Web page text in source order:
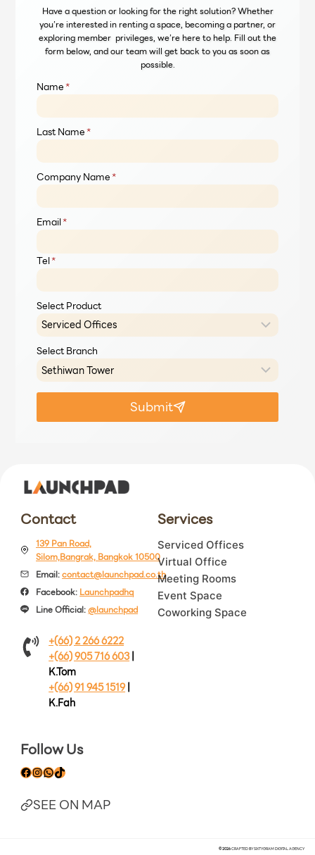
Have a question or looking for the right solution? Whether
you’re interested in renting a space, becoming a partner, or
exploring member privileges, we’re here to help. Fill out the
form below, and our team will get back to you as soon as
possible.
Name*
Last Name*
Company Name*
Email*
Tel*
Select Product
Select Branch
Submit
Contact
139 Pan Road,
Silom,Bangrak, Bangkok 10500
Email:contact@launchpad.co.th
Facebook: Launchpadhq
Line Official:@launchpad
+(66) 2 266 6222
+(66) 905 716 603|
K.Tom
+(66) 91 945 1519|
K.Fah
Services
Serviced Offices
Virtual Office
Meeting Rooms
Event Space
Coworking Space
Follow Us
Facebook
Instagram
WhatsApp
TikTok
SEE ON MAP
© 2026CRAFTED BYSIXTYGRAM DIGITAL AGENCY